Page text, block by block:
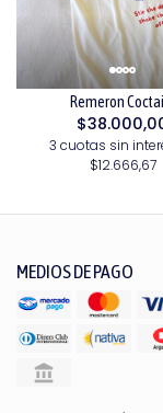
Remeron
3 cuotas sin
$12.666,67
MEDIOS DE PAGO